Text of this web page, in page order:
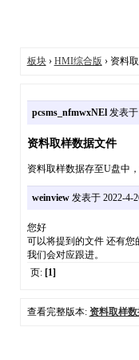
板块› HMI综合版 › 资料
pcsms_nfmwxNEl发表于
资料取样数据文件
资料取样数据存至U盘中
weinview发表于 2022-4-
您好
可以将提到的文件 还有您
我们会对应跟进。
页: [1]
查看完整版本: 资料取样